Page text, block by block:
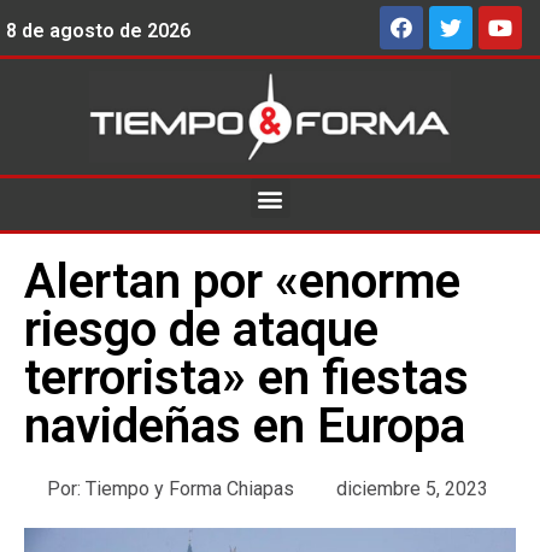
8 de agosto de 2026
Alertan por «enorme
riesgo de ataque
terrorista» en fiestas
navideñas en Europa
Por: Tiempo y Forma Chiapas diciembre 5, 2023